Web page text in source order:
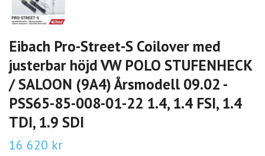
Eibach Pro-Street-S Coilover med
justerbar höjd VW POLO STUFENHECK
/ SALOON (9A4) Årsmodell 09.02 -
PSS65-85-008-01-22 1.4, 1.4 FSI, 1.4
TDI, 1.9 SDI
16 620 kr